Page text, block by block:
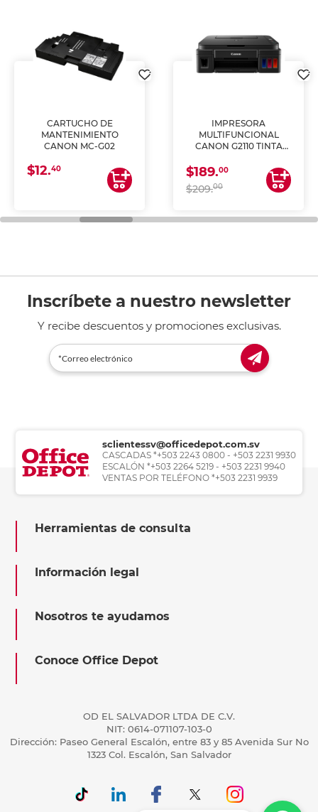
CARTUCHO DE
MANTENIMIENTO
CANON MC-G02
$12.40
IMPRESORA
MULTIFUNCIONAL
CANON G2110 TINTA
$189.00
$209.00
Inscríbete a nuestro newsletter
Y recibe descuentos y promociones exclusivas.
sclientessv@officedepot.com.sv
CASCADAS *+503 2243 0800 - +503 2231 9930
ESCALÓN *+503 2264 5219 - +503 2231 9940
VENTAS POR TELÉFONO *+503 2231 9939
Herramientas de consulta
Información legal
Nosotros te ayudamos
Conoce Office Depot
OD EL SALVADOR LTDA DE C.V.
NIT: 0614-071107-103-0
Dirección: Paseo General Escalón, entre 83 y 85 Avenida Sur No
1323 Col. Escalón, San Salvador